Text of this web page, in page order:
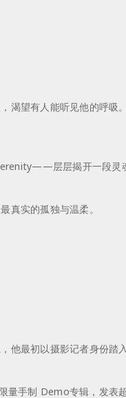
渴望有人能听见他的呼吸。
层层揭开一段灵
真实的孤独与温柔。
最初以摄影记者身份踏
量手制 Demo专辑，发表